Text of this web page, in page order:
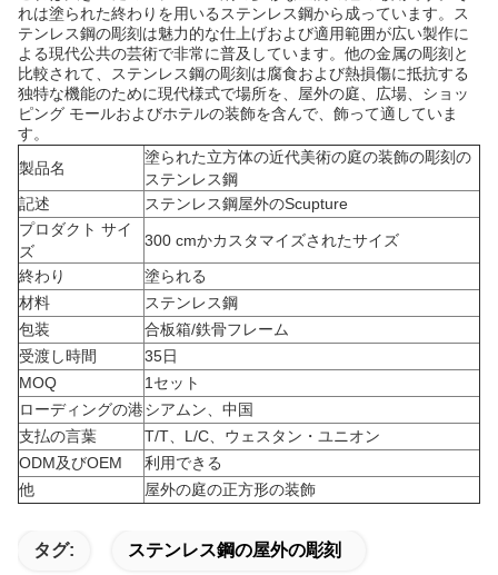
れは塗られた終わりを用いるステンレス鋼から成っています。ス
テンレス鋼の彫刻は魅力的な仕上げおよび適用範囲が広い製作に
よる現代公共の芸術で非常に普及しています。他の金属の彫刻と
比較されて、ステンレス鋼の彫刻は腐食および熱損傷に抵抗する
独特な機能のために現代様式で場所を、屋外の庭、広場、ショッ
ピング モールおよびホテルの装飾を含んで、飾って適していま
す。
製品名
塗られた立方体の近代美術の庭の装飾の彫刻の
ステンレス鋼
記述
ステンレス鋼屋外のScupture
プロダクト サイ
ズ
300 cmかカスタマイズされたサイズ
終わり
塗られる
材料
ステンレス鋼
包装
合板箱/鉄骨フレーム
受渡し時間
35日
MOQ
1セット
ローディングの港シアムン、中国
支払の言葉
T/T、L/C、ウェスタン・ユニオン
ODM及びOEM
利用できる
他
屋外の庭の正方形の装飾
タグ: ステンレス鋼の屋外の彫刻